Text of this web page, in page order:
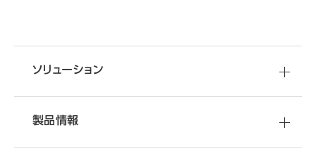
ソリューション
製品情報